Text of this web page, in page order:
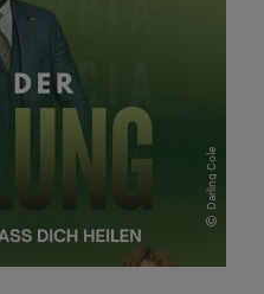
Darling Cole